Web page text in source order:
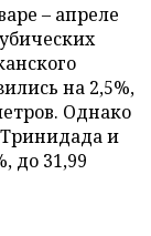
– апреле
на 2,5%,
Однако
и
до 31,99